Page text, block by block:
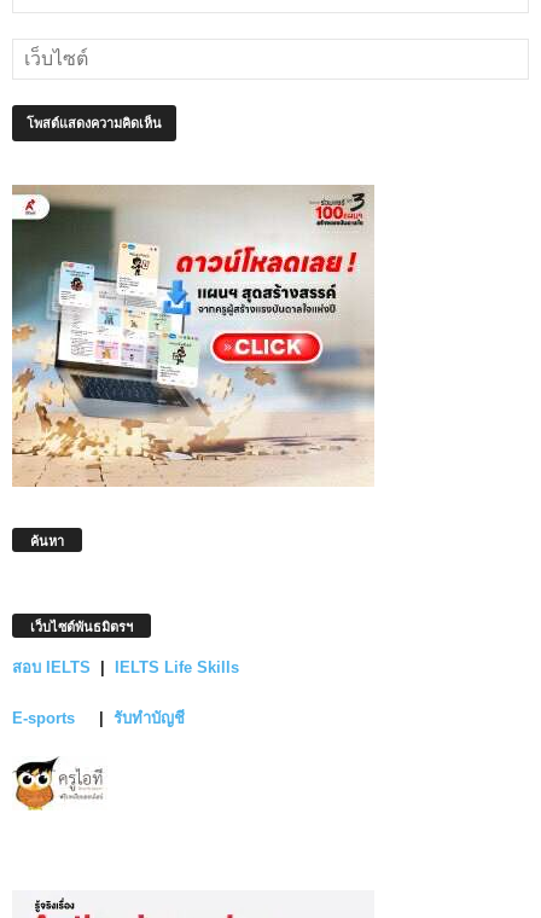
ค้นหา
เว็บไซต์พันธมิตรฯ
สอบ IELTS IELTS Life Skills
E-sports รับทำบัญชี